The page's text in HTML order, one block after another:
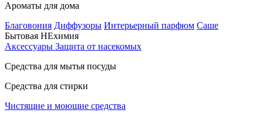
Ароматы для дома
Благовония Диффузоры Интерьерный парфюм Саше
Бытовая НЕхимия
Аксессуары Защита от насекомых
Средства для мытья посуды
Средства для стирки
Чистящие и моющие средства